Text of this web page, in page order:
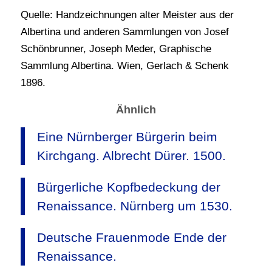
Quelle: Handzeichnungen alter Meister aus der
Albertina und anderen Sammlungen von Josef
Schönbrunner, Joseph Meder, Graphische
Sammlung Albertina. Wien, Gerlach & Schenk
1896.
Ähnlich
Eine Nürnberger Bürgerin beim
Kirchgang. Albrecht Dürer. 1500.
Bürgerliche Kopfbedeckung der
Renaissance. Nürnberg um 1530.
Deutsche Frauenmode Ende der
Renaissance.